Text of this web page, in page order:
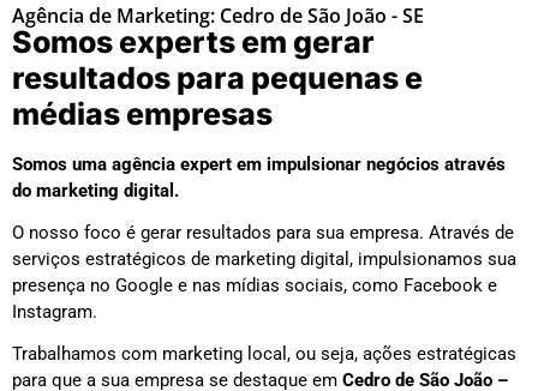
Agência de Marketing: Cedro de São João - SE
Somos experts em gerar
resultados para pequenas e
médias empresas
Somos uma agência expert em impulsionar negócios através
do marketing digital.
O nosso foco é gerar resultados para sua empresa. Através de
serviços estratégicos de marketing digital, impulsionamos sua
presença no Google e nas mídias sociais, como Facebook e
Instagram.
Trabalhamos com marketing local, ou seja, ações estratégicas
para que a sua empresa se destaque em Cedro de São João –